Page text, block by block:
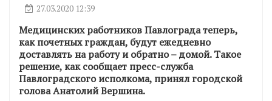
27.03.2020 12:39
Медицинских работников Павлограда теперь,
как почетных граждан, будут ежедневно
доставлять на работу и обратно – домой. Такое
решение, как сообщает пресс-служба
Павлоградского исполкома, принял городской
голова Анатолий Вершина.